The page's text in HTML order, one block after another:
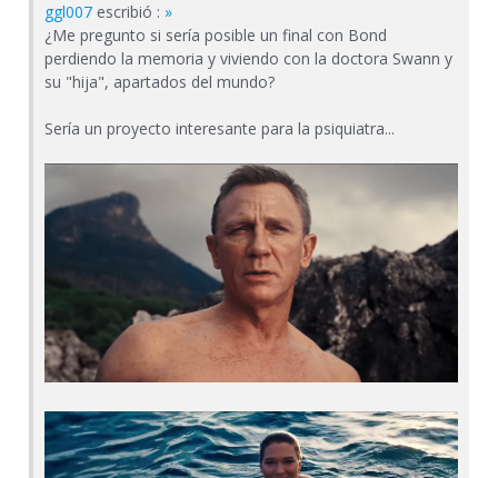
ggl007 escribió : »
¿Me pregunto si sería posible un final con Bond
perdiendo la memoria y viviendo con la doctora Swann y
su "hija", apartados del mundo?
Sería un proyecto interesante para la psiquiatra...